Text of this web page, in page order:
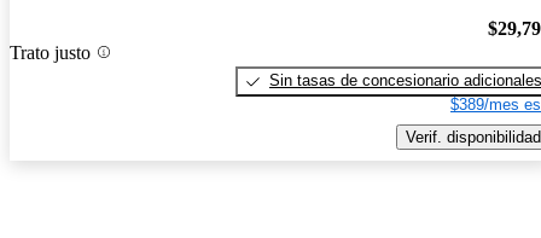
Trato justo
Sin tasas de concesionario adicionales
$389/mes
Verif. disponibilidad